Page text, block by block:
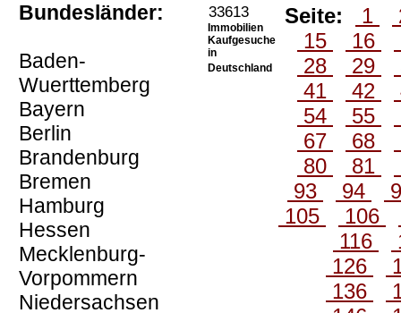
Bundesländer:
Baden-
Wuerttemberg
Bayern
Berlin
Brandenburg
Bremen
Hamburg
Hessen
Mecklenburg-
Vorpommern
Niedersachsen
33613
Immobilien
Kaufgesuche
in
Deutschland
Seite: 1
15
16
28
29
41
42
54
55
67
68
80
81
93
94
105
106
116
126
136